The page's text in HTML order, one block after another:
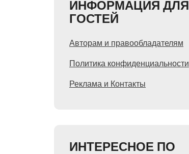
ИНФОРМАЦИЯ ДЛЯ
ГОСТЕЙ
Авторам и правообладателям
Политика конфиденциальности
Реклама и Контакты
ИНТЕРЕСНОЕ ПО